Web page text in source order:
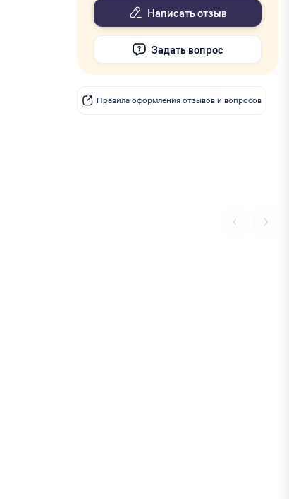
Написать отзыв
Задать вопрос
Правила оформления отзывов и вопросов